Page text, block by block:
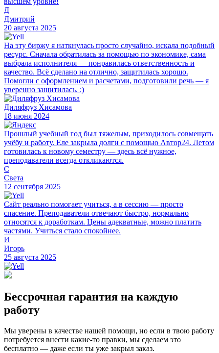
Д
Дмитрий
20 августа 2025
На эту биржу я наткнулась просто случайно, искала подобный
ресурс. Сначала обратилась за помощью по экономике, сама
выбрала исполнителя — понравилась ответственность и
качество. Всё сделано на отлично, защитилась хорошо.
Помогли с оформлением и расчетами, подготовили речь — я
уверенно защитилась. :)
Диляфруз Хисамова
18 июня 2024
Прошлый учебный год был тяжелым, приходилось совмещать
учёбу и работу. Еле закрыла долги с помощью Автор24. Летом
готовилась к новому семестру — здесь всё нужное,
преподаватели всегда откликаются.
С
Света
12 сентября 2025
Сайт реально помогает учиться, а в сессию — просто
спасение. Преподаватели отвечают быстро, нормально
относятся к доработкам. Цены адекватные, можно платить
частями. Учиться стало спокойнее.
И
Игорь
25 августа 2025
Бессрочная гарантия на каждую
работу
Мы уверены в качестве нашей помощи, но если в твою работу
потребуется внести какие-то правки, мы сделаем это
бесплатно — даже если ты уже закрыл заказ.